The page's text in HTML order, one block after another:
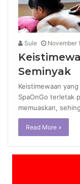
Sule November
Seminyak
Keistimewaan
SpaOnGo terletak
memuaskan,
Read More »